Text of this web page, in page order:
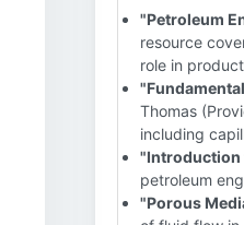
"Petroleum
resource
role in
Thomas
including
"Introduction
petroleum
"Porous